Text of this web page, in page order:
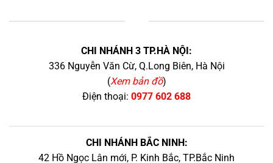
CHI NHÁNH 3 TP.HÀ NỘI:
336 Nguyễn Văn Cừ, Q.Long Biên, Hà Nội
(Xem bản đồ)
Điện thoại: 0977 602 688
CHI NHÁNH BẮC NINH:
42 Hồ Ngọc Lân mới, P. Kinh Bắc, TP.Bắc Ninh